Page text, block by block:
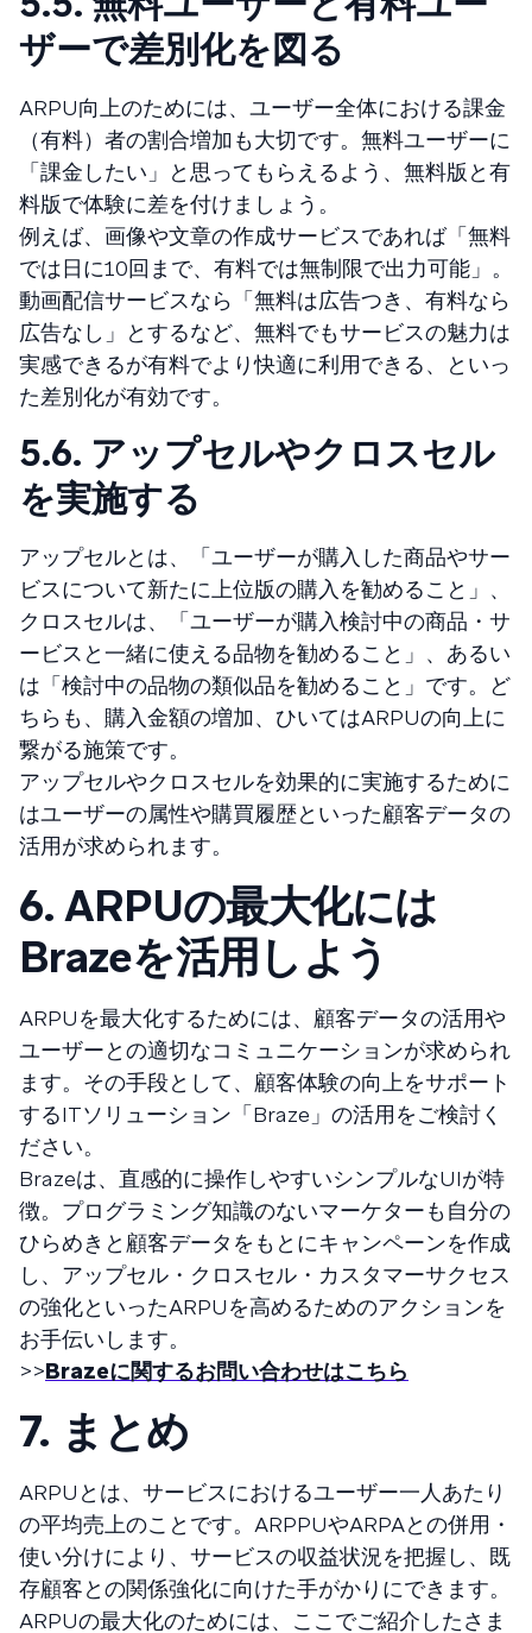
ザーで差別化を図る
ARPU向上のためには、ユーザー全体における課金
（有料）者の割合増加も大切です。無料ユーザーに
「課金したい」と思ってもらえるよう、無料版と有
料版で体験に差を付けましょう。
例えば、画像や文章の作成サービスであれば「無料
では日に10回まで、有料では無制限で出力可能」。
動画配信サービスなら「無料は広告つき、有料なら
広告なし」とするなど、無料でもサービスの魅力は
実感できるが有料でより快適に利用できる、といっ
た差別化が有効です。
5.6. アップセルやクロスセル
を実施する
アップセルとは、「ユーザーが購入した商品やサー
ビスについて新たに上位版の購入を勧めること」、
クロスセルは、「ユーザーが購入検討中の商品・サ
ービスと一緒に使える品物を勧めること」、あるい
は「検討中の品物の類似品を勧めること」です。ど
ちらも、購入金額の増加、ひいてはARPUの向上に
繋がる施策です。
アップセルやクロスセルを効果的に実施するために
はユーザーの属性や購買履歴といった顧客データの
活用が求められます。
6. ARPUの最大化には
Brazeを活用しよう
ARPUを最大化するためには、顧客データの活用や
ユーザーとの適切なコミュニケーションが求められ
ます。その手段として、顧客体験の向上をサポート
するITソリューション「Braze」の活用をご検討く
ださい。
Brazeは、直感的に操作しやすいシンプルなUIが特
徴。プログラミング知識のないマーケターも自分の
ひらめきと顧客データをもとにキャンペーンを作成
し、アップセル・クロスセル・カスタマーサクセス
の強化といったARPUを高めるためのアクションを
お手伝いします。
>>Brazeに関するお問い合わせはこちら
7. まとめ
ARPUとは、サービスにおけるユーザー一人あたり
の平均売上のことです。ARPPUやARPAとの併用・
使い分けにより、サービスの収益状況を把握し、既
存顧客との関係強化に向けた手がかりにできます。
ARPUの最大化のためには、ここでご紹介したさま